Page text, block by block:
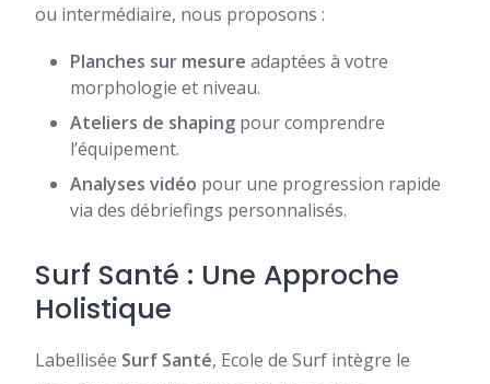
ou intermédiaire, nous proposons :
Planches sur mesure adaptées à votre
morphologie et niveau.
Ateliers de shaping pour comprendre
l’équipement.
Analyses vidéo pour une progression rapide
via des débriefings personnalisés.
Surf Santé : Une Approche
Holistique
Labellisée Surf Santé, Ecole de Surf intègre le